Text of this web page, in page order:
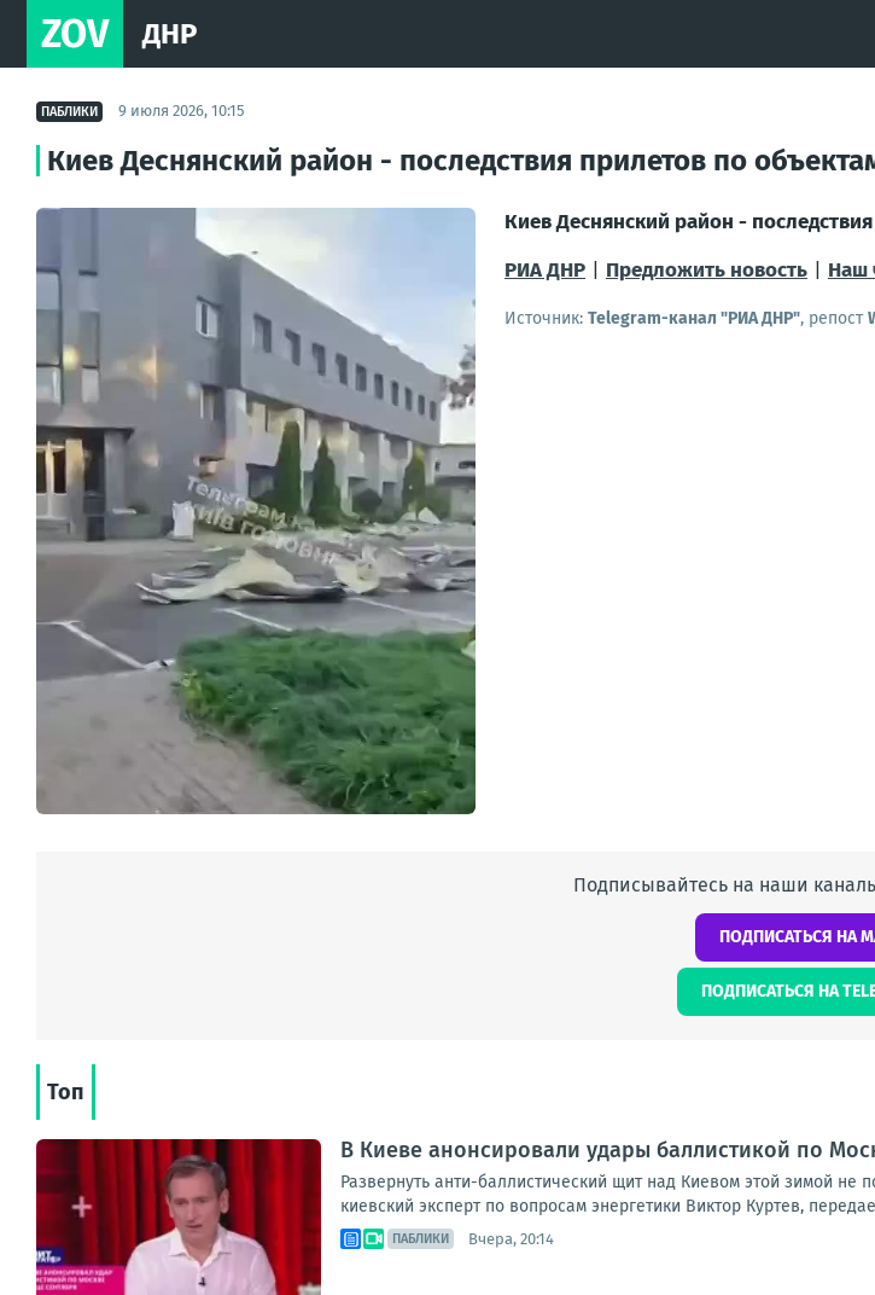
ZOV ДНР
ПАБЛИКИ 9 июля 2026, 10:15
Киев Деснянский район - последствия прилетов по
Киев Деснянский район -
РИА ДНР
Предложить новость Наш
Источник: Telegram-канал "РИА ДНР", репост
Подписывайтесь на наши
ПОДПИСАТЬСЯ НА
ПОДПИСАТЬСЯ НА
Топ
В Киеве анонсировали удары баллистикой по
Развернуть анти-баллистический щит над Киевом этой зимой не
киевский эксперт по вопросам энергетики Виктор Куртев,
ПАБЛИКИ Вчера, 20:14